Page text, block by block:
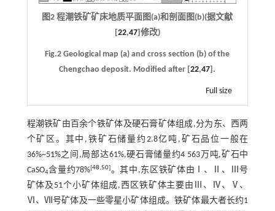
图2 程潮铁矿矿床地质平面图(a)和剖面图(b)(据文献
[22,47]修改)
Fig.2 Geological map (a) and cross section (b) of the
Chengchao deposit. Modified after [22,47].
Full size
程潮铁矿由百余个铁矿体及硬石膏矿体组成,分为东、西两
个矿区。其中,铁矿石储量约2.8亿吨,矿石品位一般在
36%~51%之间,局部达61%,硬石膏储量约4 563万吨,矿石中
CaSO4含量约78%[48,50]。其中,东区铁矿体由Ⅰ、Ⅱ、Ⅲ号
矿体及51个小矿体组成,西区铁矿体主要由Ⅲ、Ⅳ、Ⅴ、
Ⅵ、Ⅶ号矿体及一些零星小矿体组成。铁矿体最大者长约1